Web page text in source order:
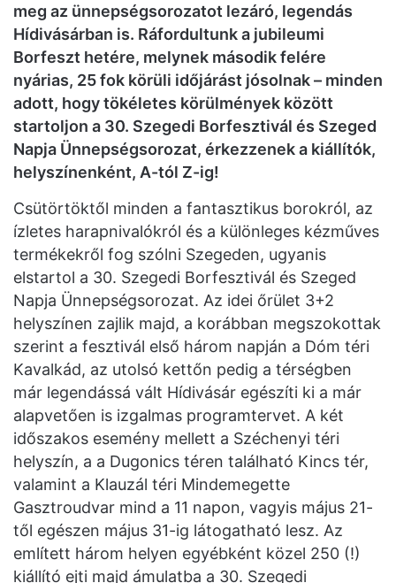
meg az ünnepségsorozatot lezáró, legendás
Hídivásárban is. Ráfordultunk a jubileumi
Borfeszt hetére, melynek második felére
nyárias, 25 fok körüli időjárást jósolnak – minden
adott, hogy tökéletes körülmények között
startoljon a 30. Szegedi Borfesztivál és Szeged
Napja Ünnepségsorozat, érkezzenek a kiállítók,
helyszínenként, A-tól Z-ig!
Csütörtöktől minden a fantasztikus borokról, az
ízletes harapnivalókról és a különleges kézműves
termékekről fog szólni Szegeden, ugyanis
elstartol a 30. Szegedi Borfesztivál és Szeged
Napja Ünnepségsorozat. Az idei őrület 3+2
helyszínen zajlik majd, a korábban megszokottak
szerint a fesztivál első három napján a Dóm téri
Kavalkád, az utolsó kettőn pedig a térségben
már legendássá vált Hídivásár egészíti ki a már
alapvetően is izgalmas programtervet. A két
időszakos esemény mellett a Széchenyi téri
helyszín, a a Dugonics téren található Kincs tér,
valamint a Klauzál téri Mindemegette
Gasztroudvar mind a 11 napon, vagyis május 21-
től egészen május 31-ig látogatható lesz. Az
említett három helyen egyébként közel 250 (!)
kiállító ejti majd ámulatba a 30. Szegedi